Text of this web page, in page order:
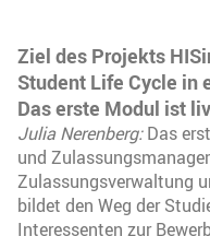
Ziel des Projekts
Student Life Cycle in
Das erste Modul ist
Julia Nerenberg:Das
und
Zulassungsverwaltung
bildet den Weg der
Interessenten zur